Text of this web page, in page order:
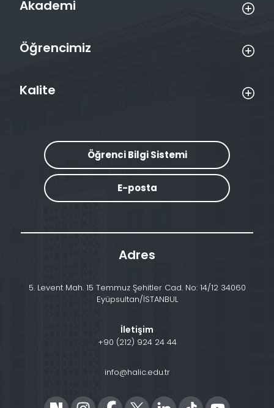
Akademi
Öğrencimiz
Kalite
Öğrenci Bilgi Sistemi
E-posta
Adres
5. Levent Mah. 15 Temmuz Şehitler Cad. No: 14/12 34060
Eyüpsultan/İSTANBUL
İletişim
+90 (212) 924 24 44
info@halic.edu.tr